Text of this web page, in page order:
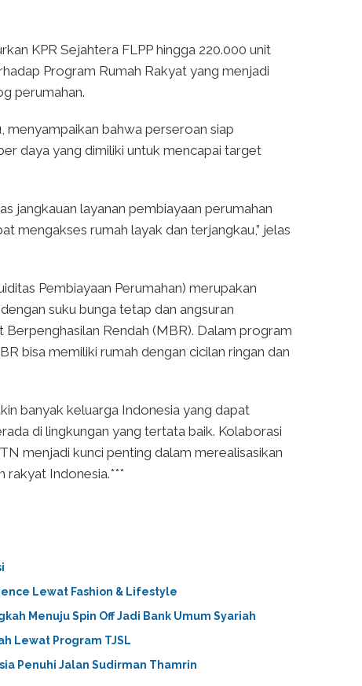
KPR Sejahtera FLPP hingga 220.000 unit
Program Rumah Rakyat yang menjadi
perumahan.
bahwa perseroan siap
daya yang dimiliki untuk mencapai target
jangkauan layanan pembiayaan perumahan
mengakses rumah layak dan terjangkau,” jelas
Pembiayaan Perumahan) merupakan
suku bunga tetap dan angsuran
Rendah (MBR). Dalam program
bisa memiliki rumah dengan cicilan ringan dan
banyak keluarga Indonesia yang dapat
di lingkungan yang tertata baik. Kolaborasi
menjadi kunci penting dalam merealisasikan
rakyat Indonesia.***
Lewat Fashion & Lifestyle
Menuju Spin Off Jadi Bank Umum Syariah
Lewat Program TJSL
Penuhi Jalan Sudirman Thamrin